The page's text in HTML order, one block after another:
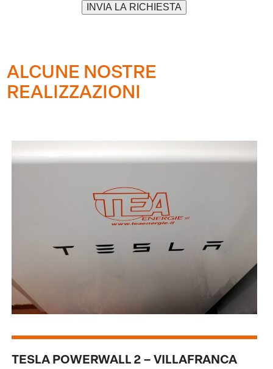
ALCUNE NOSTRE
REALIZZAZIONI
TESLA POWERWALL 2 – VILLAFRANCA